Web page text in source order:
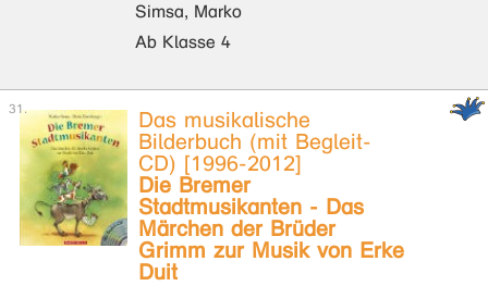
Simsa, Marko
Ab Klasse 4
Das musikalische
Bilderbuch (mit Begleit-
CD) [1996-2012]
Die Bremer
Stadtmusikanten - Das
Märchen der Brüder
Grimm zur Musik von Erke
Duit